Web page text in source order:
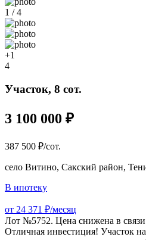
1 / 4
+1
4
Участок, 8 сот.
3 100 000 ₽
387 500 ₽/сот.
село Витино, Сакский район,
В ипотеку
от 24 371 ₽/месяц
Лот №5752. Цена снижена в
Отличная инвестиция! Участок